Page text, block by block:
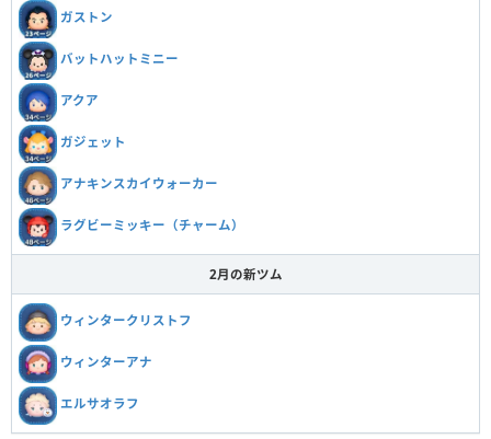
ガストン
バットハットミニー
アクア
ガジェット
アナキンスカイウォーカー
ラグビーミッキー（チャーム）
2月の新ツム
ウィンタークリストフ
ウィンターアナ
エルサオラフ